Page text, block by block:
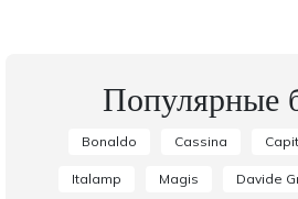
Популярные
Bonaldo Cassina
Italamp Magis Davide